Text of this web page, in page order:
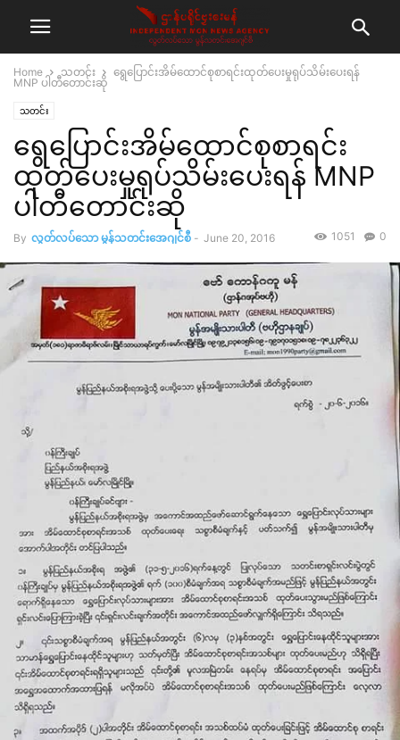
Home သတင်း
ရွေပြောင်းအိမ်ထောင်စုစာရင်းထုတ်ပေးမှုရုပ်သိမ်းပေးရန်
MNP ပါတီတောင်းဆို
သတင်း
ရွေပြောင်းအိမ်ထောင်စုစာရင်း
ထုတ်ပေးမှုရုပ်သိမ်းပေးရန် MNP
ပါတီတောင်းဆို
By လွတ်လပ်သော မွန်သတင်းအေဂျင်စီ - June 20, 2016 0
1051